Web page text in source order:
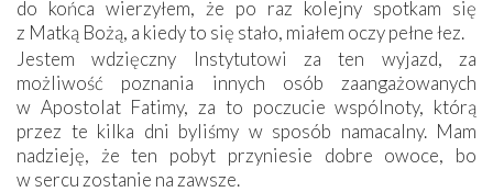
do końca wierzyłem, że po raz kolejny spotkam się
z Matką Bożą, a kiedy to się stało, miałem oczy pełne łez.
Jestem wdzięczny Instytutowi za ten wyjazd, za
możliwość poznania innych osób zaangażowanych
w Apostolat Fatimy, za to poczucie wspólnoty, którą
przez te kilka dni byliśmy w sposób namacalny. Mam
nadzieję, że ten pobyt przyniesie dobre owoce, bo
w sercu zostanie na zawsze.